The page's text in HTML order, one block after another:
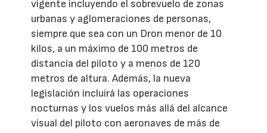
vigente incluyendo el sobrevuelo de zonas
urbanas y aglomeraciones de personas,
siempre que sea con un Dron menor de 10
kilos, a un máximo de 100 metros de
distancia del piloto y a menos de 120
metros de altura. Además, la nueva
legislación incluirá las operaciones
nocturnas y los vuelos más allá del alcance
visual del piloto con aeronaves de más de